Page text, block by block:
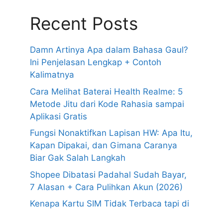
Recent Posts
Damn Artinya Apa dalam Bahasa Gaul?
Ini Penjelasan Lengkap + Contoh
Kalimatnya
Cara Melihat Baterai Health Realme: 5
Metode Jitu dari Kode Rahasia sampai
Aplikasi Gratis
Fungsi Nonaktifkan Lapisan HW: Apa Itu,
Kapan Dipakai, dan Gimana Caranya
Biar Gak Salah Langkah
Shopee Dibatasi Padahal Sudah Bayar,
7 Alasan + Cara Pulihkan Akun (2026)
Kenapa Kartu SIM Tidak Terbaca tapi di